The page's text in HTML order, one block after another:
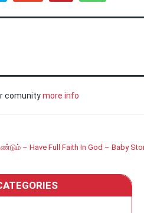
comunitymore info
– Have Full Faith In God – Baby